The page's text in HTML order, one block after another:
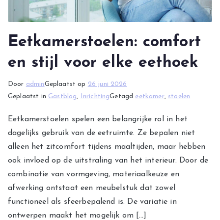
Eetkamerstoelen: comfort
en stijl voor elke eethoek
Door adminGeplaatst op 26 juni 2026
Geplaatst in Gastblog, InrichtingGetagd eetkamer, stoelen
Eetkamerstoelen spelen een belangrijke rol in het
dagelijks gebruik van de eetruimte. Ze bepalen niet
alleen het zitcomfort tijdens maaltijden, maar hebben
ook invloed op de uitstraling van het interieur. Door de
combinatie van vormgeving, materiaalkeuze en
afwerking ontstaat een meubelstuk dat zowel
functioneel als sfeerbepalend is. De variatie in
ontwerpen maakt het mogelijk om […]